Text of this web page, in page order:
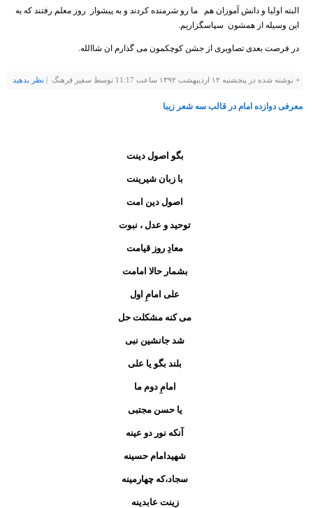
البته اولیا و دانش آموزان هم ما رو شرمنده کردند و به پیشواز روز معلم رفتند که به
این وسیله از همشون سپاسگزاریم.
در فرصت بعدی تصاویری از جشن کوچکمون می گذارم ان شاالله.
+ نوشته شده در پنجشنبه ۱۲ اردیبهشت ۱۳۹۲ ساعت 11:17 توسط سفیر فرهنگ | نظر بدهيد
معرفی دوازده امام در قالب سه شعر زیبا
بگو اصول دینت
با زبان شیرینت
اصول دین امت
توحید و عدل ، نبوت
معادِ روز قیامت
بشمار حالا امامت
علی امامِ اول
می کنه مشکلت حل
شد جانشین نبی
بلند بگو یا علی
امامِ دوم ما
یا حسن مجتبی
آنکه نور دو عینه
شهیدامام حسینه
سجاد،که چهارمینه
زینت عابدینه